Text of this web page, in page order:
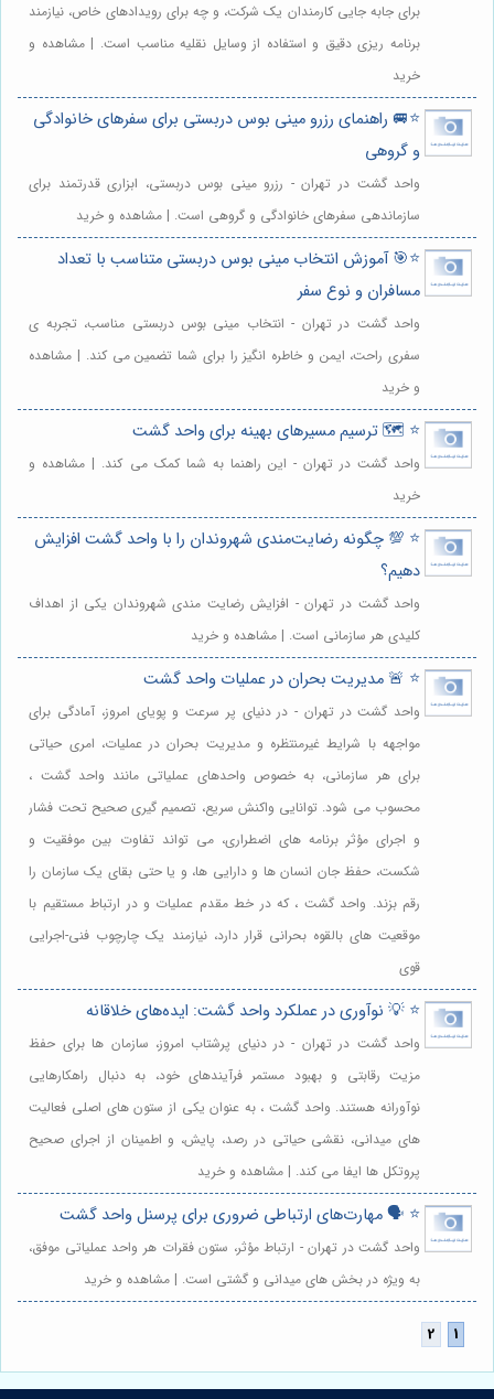
برای جابه جایی کارمندان یک شرکت، و چه برای رویدادهای خاص، نیازمند
برنامه ریزی دقیق و استفاده از وسایل نقلیه مناسب است. | مشاهده و
خرید
⭐️🚐 راهنمای رزرو مینی بوس دربستی برای سفرهای خانوادگی
و گروهی
واحد گشت در تهران - رزرو مینی بوس دربستی، ابزاری قدرتمند برای
سازماندهی سفرهای خانوادگی و گروهی است. | مشاهده و خرید
⭐️🎯 آموزش انتخاب مینی بوس دربستی متناسب با تعداد
مسافران و نوع سفر
واحد گشت در تهران - انتخاب مینی بوس دربستی مناسب، تجربه ی
سفری راحت، ایمن و خاطره انگیز را برای شما تضمین می کند. | مشاهده
و خرید
⭐️ 🗺️ ترسیم مسیرهای بهینه برای واحد گشت
واحد گشت در تهران - این راهنما به شما کمک می کند. | مشاهده و
خرید
⭐️ 💯 چگونه رضایت‌مندی شهروندان را با واحد گشت افزایش
دهیم؟
واحد گشت در تهران - افزایش رضایت مندی شهروندان یکی از اهداف
کلیدی هر سازمانی است. | مشاهده و خرید
⭐️ 🚨 مدیریت بحران در عملیات واحد گشت
واحد گشت در تهران - در دنیای پر سرعت و پویای امروز، آمادگی برای
مواجهه با شرایط غیرمنتظره و مدیریت بحران در عملیات، امری حیاتی
برای هر سازمانی، به خصوص واحدهای عملیاتی مانند واحد گشت ،
محسوب می شود. توانایی واکنش سریع، تصمیم گیری صحیح تحت فشار
و اجرای مؤثر برنامه های اضطراری، می تواند تفاوت بین موفقیت و
شکست، حفظ جان انسان ها و دارایی ها، و یا حتی بقای یک سازمان را
رقم بزند. واحد گشت ، که در خط مقدم عملیات و در ارتباط مستقیم با
موقعیت های بالقوه بحرانی قرار دارد، نیازمند یک چارچوب فنی-اجرایی
قوی
⭐️ 💡 نوآوری در عملکرد واحد گشت: ایده‌های خلاقانه
واحد گشت در تهران - در دنیای پرشتاب امروز، سازمان ها برای حفظ
مزیت رقابتی و بهبود مستمر فرآیندهای خود، به دنبال راهکارهایی
نوآورانه هستند. واحد گشت ، به عنوان یکی از ستون های اصلی فعالیت
های میدانی، نقشی حیاتی در رصد، پایش، و اطمینان از اجرای صحیح
پروتکل ها ایفا می کند. | مشاهده و خرید
⭐️ 🗣️ مهارت‌های ارتباطی ضروری برای پرسنل واحد گشت
واحد گشت در تهران - ارتباط مؤثر، ستون فقرات هر واحد عملیاتی موفق،
به ویژه در بخش های میدانی و گشتی است. | مشاهده و خرید